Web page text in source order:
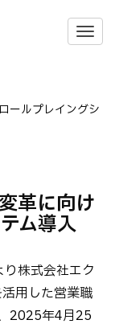
ールプレイングシ
革に向け
ム導入
株式会社エク
用した営業職
2025年4月25